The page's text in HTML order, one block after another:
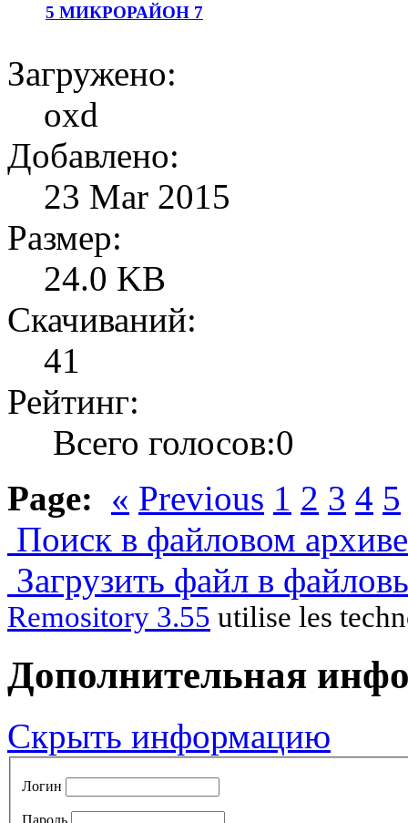
5 МИКРОРАЙОН 7
Загружено:
oxd
Добавлено:
23 Mar 2015
Размер:
24.0 KB
Скачиваний:
41
Рейтинг:
Всего голосов:0
Page: « Previous 1 2 3 4 5
Поиск в файловом
Загрузить файл в
Remository 3.55 utilise les
Дополнительная
Скрыть информацию
Логин